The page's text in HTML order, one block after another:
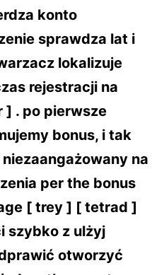
konto
sprawdza lat i
lokalizuje
rejestracji na
] . po pierwsze
bonus, i tak
na
per the bonus
[ trey ] [ tetrad ]
szybko z ulżyj
otworzyć